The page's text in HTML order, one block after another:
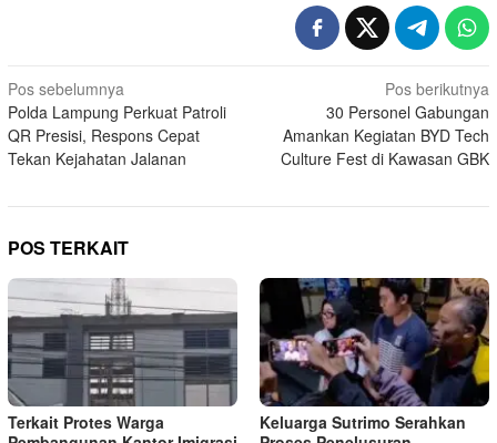
Navigasi
pos
Pos sebelumnya
Polda Lampung Perkuat Patroli
QR Presisi, Respons Cepat
Tekan Kejahatan Jalanan
Pos berikutnya
30 Personel Gabungan
Amankan Kegiatan BYD Tech
Culture Fest di Kawasan GBK
POS TERKAIT
Terkait Protes Warga
Keluarga Sutrimo Serahkan